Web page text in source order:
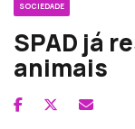
SOCIEDADE
SPAD já
animais